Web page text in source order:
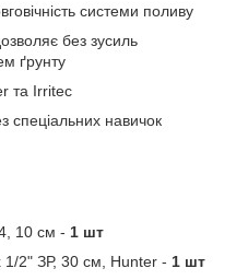
системи поливу
без зусиль
ґрунту
та Irritec
спеціальних навичок
10 см - 1 шт
1/2" ЗР, 30 см, Hunter - 1 шт